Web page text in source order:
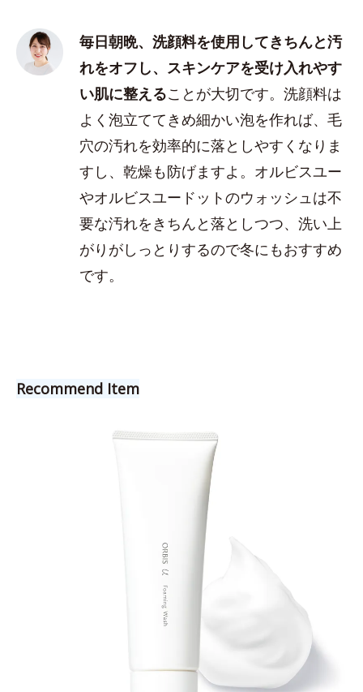
毎日朝晩、洗顔料を使用してきちんと汚
れをオフし、スキンケアを受け入れやす
い肌に整えることが大切です。洗顔料は
よく泡立ててきめ細かい泡を作れば、毛
穴の汚れを効率的に落としやすくなりま
すし、乾燥も防げますよ。オルビスユー
やオルビスユードットのウォッシュは不
要な汚れをきちんと落としつつ、洗い上
がりがしっとりするので冬にもおすすめ
です。
Recommend Item